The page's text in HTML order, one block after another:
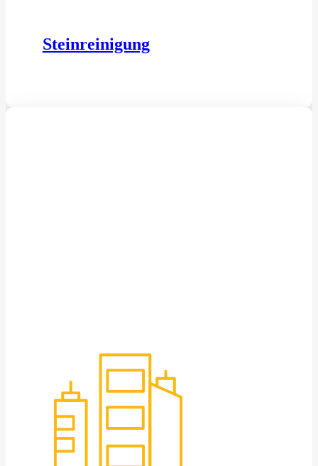
Steinreinigung